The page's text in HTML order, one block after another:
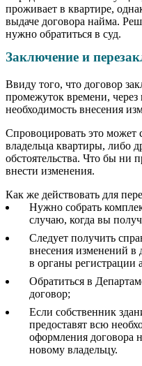
проживает в квартире,
выдаче договора найма.
нужно обратиться в суд.
Заключение и
Ввиду того, что договор
промежуток времени, через
необходимость внесения
Спровоцировать это может
владельца квартиры, либо
обстоятельства. Что бы ни
внести изменения.
Как же действовать для
Нужно собрать
случаю, когда вы
Следует получить
внесения изменений в
в органы регистрации
Обратиться в
договор;
Если собственник
предоставят всю
оформления договора
новому владельцу.